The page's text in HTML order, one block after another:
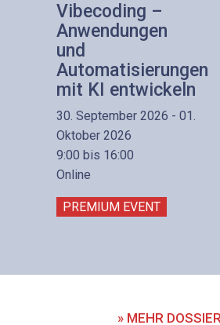
Vibecoding –
Anwendungen
und
Automatisierungen
mit KI entwickeln
30. September 2026 - 01.
Oktober 2026
9:00 bis 16:00
Online
PREMIUM EVENT
» MEHR